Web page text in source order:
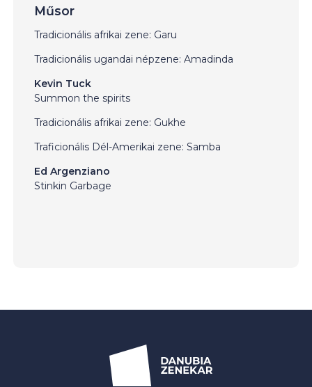
Műsor
Tradicionális afrikai zene: Garu
Tradicionális ugandai népzene: Amadinda
Kevin Tuck
Summon the spirits
Tradicionális afrikai zene: Gukhe
Traficionális Dél-Amerikai zene: Samba
Ed Argenziano
Stinkin Garbage